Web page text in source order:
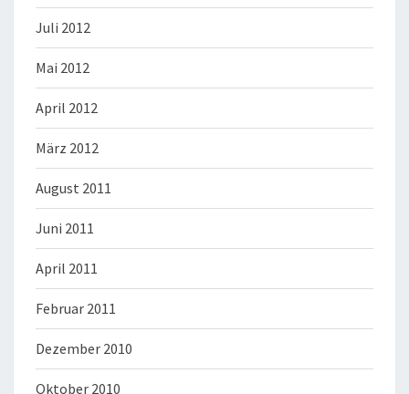
Juli 2012
Mai 2012
April 2012
März 2012
August 2011
Juni 2011
April 2011
Februar 2011
Dezember 2010
Oktober 2010